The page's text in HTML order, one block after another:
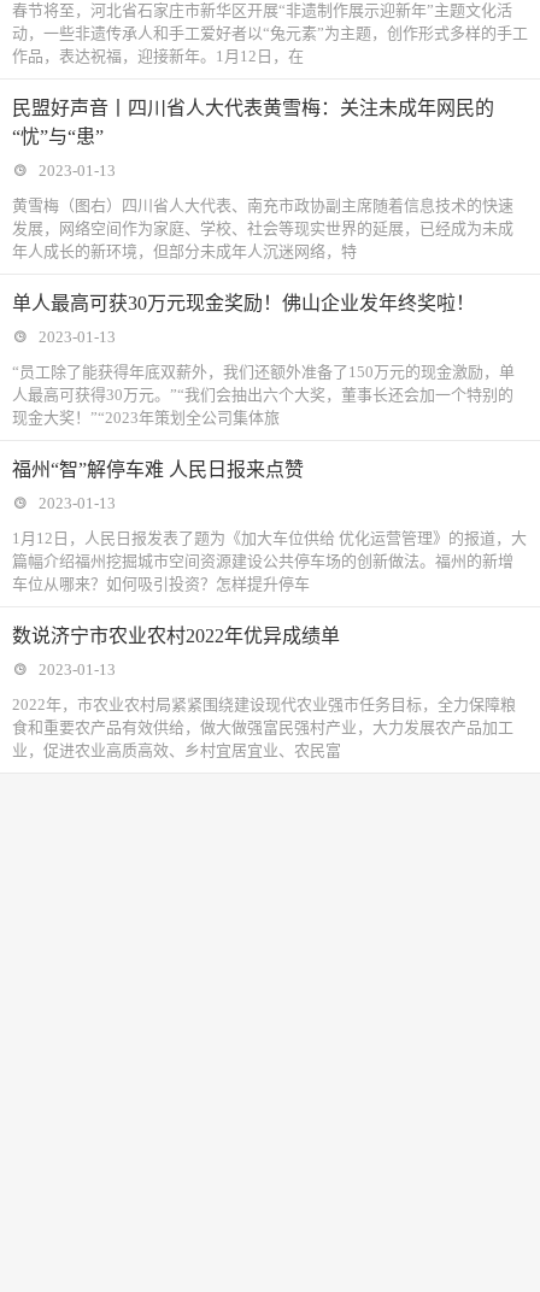
春节将至，河北省石家庄市新华区开展“非遗制作展示迎新年”主题文化活
动，一些非遗传承人和手工爱好者以“兔元素”为主题，创作形式多样的手工
作品，表达祝福，迎接新年。1月12日，在
民盟好声音丨四川省人大代表黄雪梅：关注未成年网民的
“忧”与“患”
2023-01-13
黄雪梅（图右）四川省人大代表、南充市政协副主席随着信息技术的快速
发展，网络空间作为家庭、学校、社会等现实世界的延展，已经成为未成
年人成长的新环境，但部分未成年人沉迷网络，特
单人最高可获30万元现金奖励！佛山企业发年终奖啦！
2023-01-13
“员工除了能获得年底双薪外，我们还额外准备了150万元的现金激励，单
人最高可获得30万元。”“我们会抽出六个大奖，董事长还会加一个特别的
现金大奖！”“2023年策划全公司集体旅
福州“智”解停车难 人民日报来点赞
2023-01-13
1月12日，人民日报发表了题为《加大车位供给 优化运营管理》的报道，大
篇幅介绍福州挖掘城市空间资源建设公共停车场的创新做法。福州的新增
车位从哪来？如何吸引投资？怎样提升停车
数说济宁市农业农村2022年优异成绩单
2023-01-13
2022年，市农业农村局紧紧围绕建设现代农业强市任务目标，全力保障粮
食和重要农产品有效供给，做大做强富民强村产业，大力发展农产品加工
业，促进农业高质高效、乡村宜居宜业、农民富